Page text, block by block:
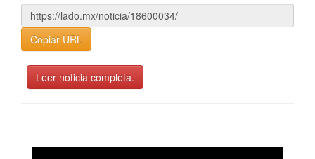
Copiar URL
Leer noticia completa.